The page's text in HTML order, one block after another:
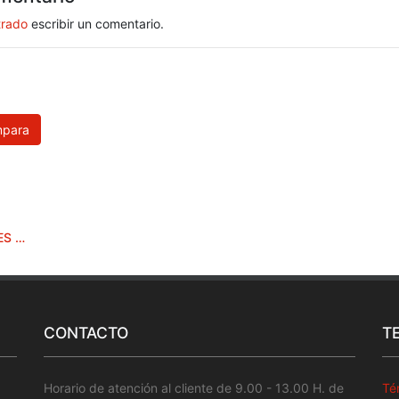
escribir un comentario.
JUEGO BOCALLAVES Y ACCESORIOS ENCASTRE 3/8** 3PC
CONTACTO
Horario de atención al cliente de 9.00 - 13.00 H. de